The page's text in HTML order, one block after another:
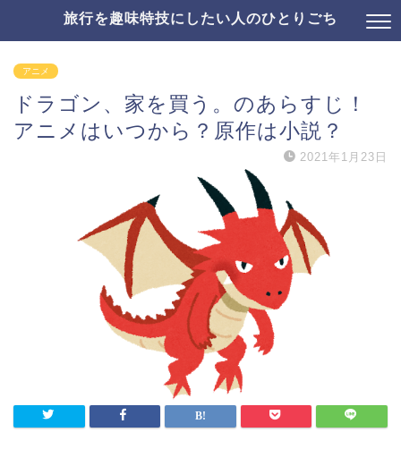
旅行を趣味特技にしたい人のひとりごち
アニメ
ドラゴン、家を買う。のあらすじ！
アニメはいつから？原作は小説？
2021年1月23日